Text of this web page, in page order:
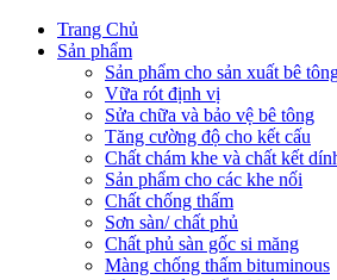
Trang Chủ
Sản phẩm
Sản phẩm cho sản xuất bê
Vữa rót định vị
Sửa chữa và bảo vệ bê tông
Tăng cường độ cho kết cấu
Chất chám khe và chất kết
Sản phẩm cho các khe nối
Chất chống thấm
Sơn sàn/ chất phủ
Chất phủ sàn gốc si măng
Màng chống thấm bituminous